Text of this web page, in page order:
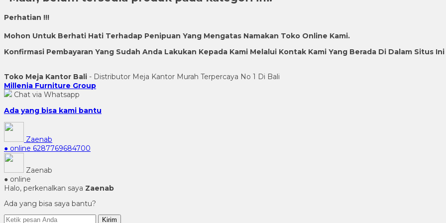
Perhatian !!!
Mohon Untuk Berhati Hati Terhadap Penipuan Yang Mengatas Namakan Toko Online Kami.
Konfirmasi Pembayaran Yang Sudah Anda Lakukan Kepada Kami Melalui Kontak Kami Yang Berada Di Dalam Situs Ini
Toko Meja Kantor Bali - Distributor Meja Kantor Murah Terpercaya No 1 Di Bali
Millenia Furniture Group
Chat via Whatsapp
Ada yang bisa kami bantu
Zaenab
● online 6287769684700
Zaenab
● online
Halo, perkenalkan saya Zaenab
Ada yang bisa saya bantu?
Kirim